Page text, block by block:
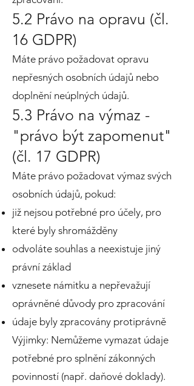
5.2 Právo na opravu (čl.
16 GDPR)
Máte právo požadovat opravu
nepřesných osobních údajů nebo
doplnění neúplných údajů.
5.3 Právo na výmaz -
"právo být zapomenut"
(čl. 17 GDPR)
Máte právo požadovat výmaz svých
osobních údajů, pokud:
již nejsou potřebné pro účely, pro
které byly shromážděny
odvoláte souhlas a neexistuje jiný
právní základ
vznesete námitku a nepřevažují
oprávněné důvody pro zpracování
údaje byly zpracovány protiprávně
Výjimky: Nemůžeme vymazat údaje
potřebné pro splnění zákonných
povinností (např. daňové doklady).